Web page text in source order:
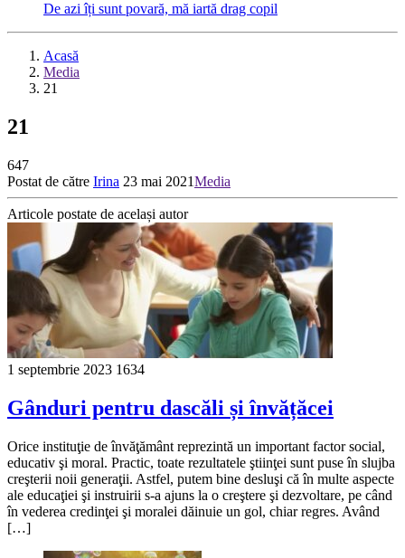
De azi îți sunt povară, mă iartă drag copil
Acasă
Media
21
21
647
Postat de către Irina 23 mai 2021Media
Articole postate de același autor
1 septembrie 2023 1634
Gânduri pentru dascăli și învățăcei
Orice instituţie de învăţământ reprezintă un important factor social,
educativ şi moral. Practic, toate rezultatele ştiinţei sunt puse în slujba
creşterii noii generaţii. Astfel, putem bine desluşi că în multe aspecte
ale educaţiei şi instruirii s-a ajuns la o creştere şi dezvoltare, pe când
în vederea credinţei şi moralei dăinuie un gol, chiar regres. Având
[…]